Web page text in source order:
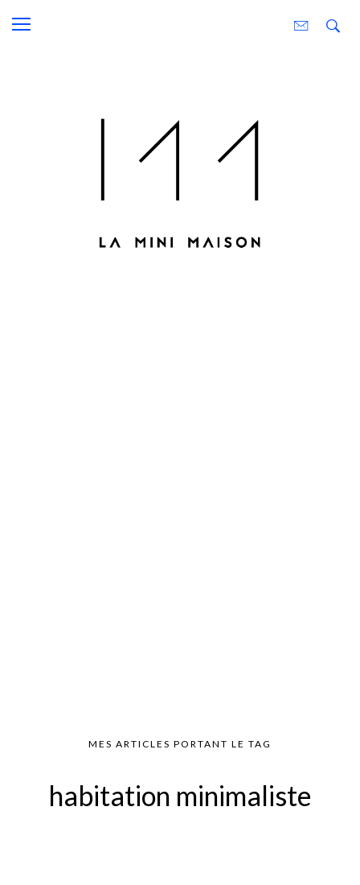
MES ARTICLES PORTANT LE TAG
habitation minimaliste